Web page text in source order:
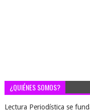
¿QUIÉNES SOMOS?
Lectura Periodística se